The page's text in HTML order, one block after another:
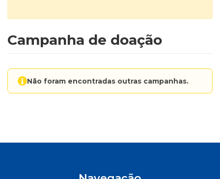
Campanha de doação
Não foram encontradas outras campanhas.